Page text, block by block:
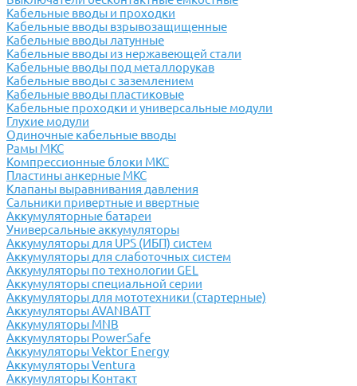
Кабельные вводы и проходки
Кабельные вводы взрывозащищенные
Кабельные вводы латунные
Кабельные вводы из нержавеющей стали
Кабельные вводы под металлорукав
Кабельные вводы с заземлением
Кабельные вводы пластиковые
Кабельные проходки и универсальные модули
Глухие модули
Одиночные кабельные вводы
Рамы МКС
Компрессионные блоки МКС
Пластины анкерные МКС
Клапаны выравнивания давления
Сальники привертные и ввертные
Аккумуляторные батареи
Универсальные аккумуляторы
Аккумуляторы для UPS (ИБП) систем
Аккумуляторы для слаботочных систем
Аккумуляторы по технологии GEL
Аккумуляторы специальной серии
Аккумуляторы для мототехники (стартерные)
Аккумуляторы AVANBATT
Аккумуляторы MNB
Аккумуляторы PowerSafe
Аккумуляторы Vektor Energy
Аккумуляторы Ventura
Аккумуляторы Контакт